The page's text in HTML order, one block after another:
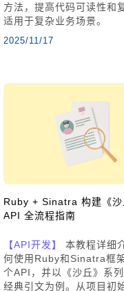
方法，提高代码可读性和
适用于复杂业务场景。
2025/11/17
Ruby + Sinatra 构建《沙
API 全流程指南
【API开发】
本教程详细
何使用Ruby和Sinatra框
个API，并以《沙丘》系
经典引文为例。从项目初